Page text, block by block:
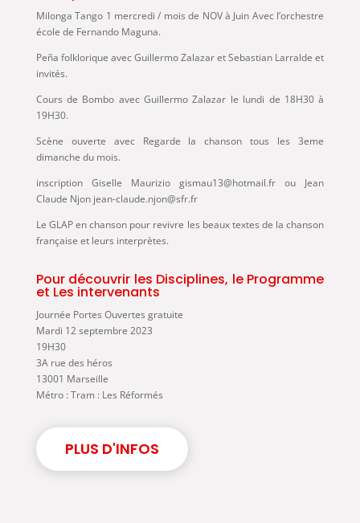
Milonga Tango 1 mercredi / mois de NOV à Juin Avec l’orchestre
école de Fernando Maguna.
Peña folklorique avec Guillermo Zalazar et Sebastian Larralde et
invités.
Cours de Bombo avec Guillermo Zalazar le lundi de 18H30 à
19H30.
Scène ouverte avec Regarde la chanson tous les 3eme
dimanche du mois.
inscription Giselle Maurizio gismau13@hotmail.fr ou Jean
Claude Njon jean-claude.njon@sfr.fr
Le GLAP en chanson pour revivre les beaux textes de la chanson
française et leurs interprètes.
Pour découvrir les Disciplines, le Programme
et Les intervenants
Journée Portes Ouvertes gratuite
Mardi 12 septembre 2023
19H30
3A rue des héros
13001 Marseille
Métro : Tram : Les Réformés
PLUS D'INFOS